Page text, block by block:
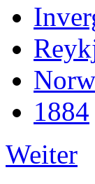
1884
Weiter